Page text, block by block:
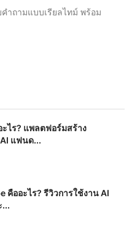
ำถามแบบเรียลไทม์ พร้อม
ะไร? แพลตฟอร์มสร้าง
แฟนด...
คืออะไร? รีวิวการใช้งาน AI
...